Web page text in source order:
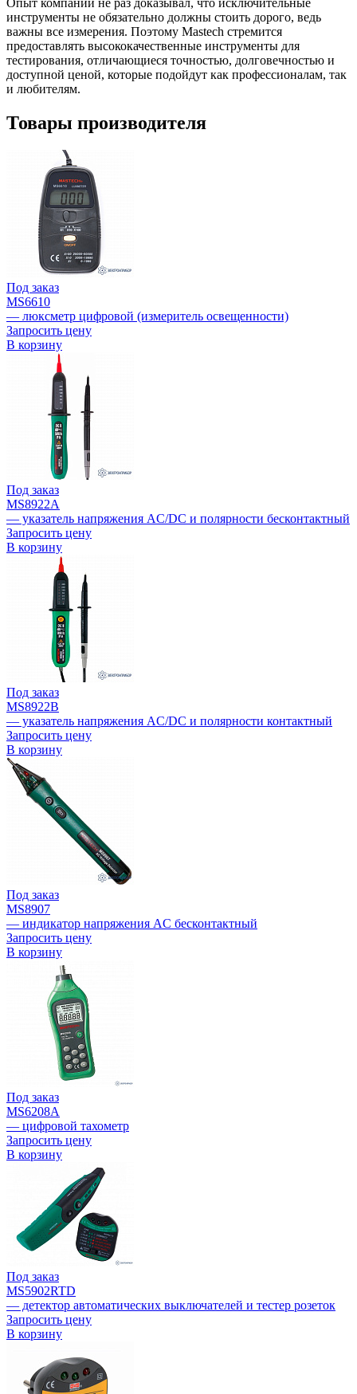
инструменты не обязательно должны стоить дорого, ведь
важны все измерения. Поэтому Mastech стремится
предоставлять высококачественные инструменты для
тестирования, отличающиеся точностью, долговечностью и
доступной ценой, которые подойдут как профессионалам, так
и любителям.
Товары производителя
Под заказ
MS6610
— люксметр цифровой (измеритель освещенности)
Запросить цену
В корзину
Под заказ
MS8922A
— указатель напряжения AC/DC и полярности бесконтактный
Запросить цену
В корзину
Под заказ
MS8922B
— указатель напряжения AC/DC и полярности контактный
Запросить цену
В корзину
Под заказ
MS8907
— индикатор напряжения AC бесконтактный
Запросить цену
В корзину
Под заказ
MS6208A
— цифровой тахометр
Запросить цену
В корзину
Под заказ
MS5902RTD
— детектор автоматических выключателей и тестер розеток
Запросить цену
В корзину